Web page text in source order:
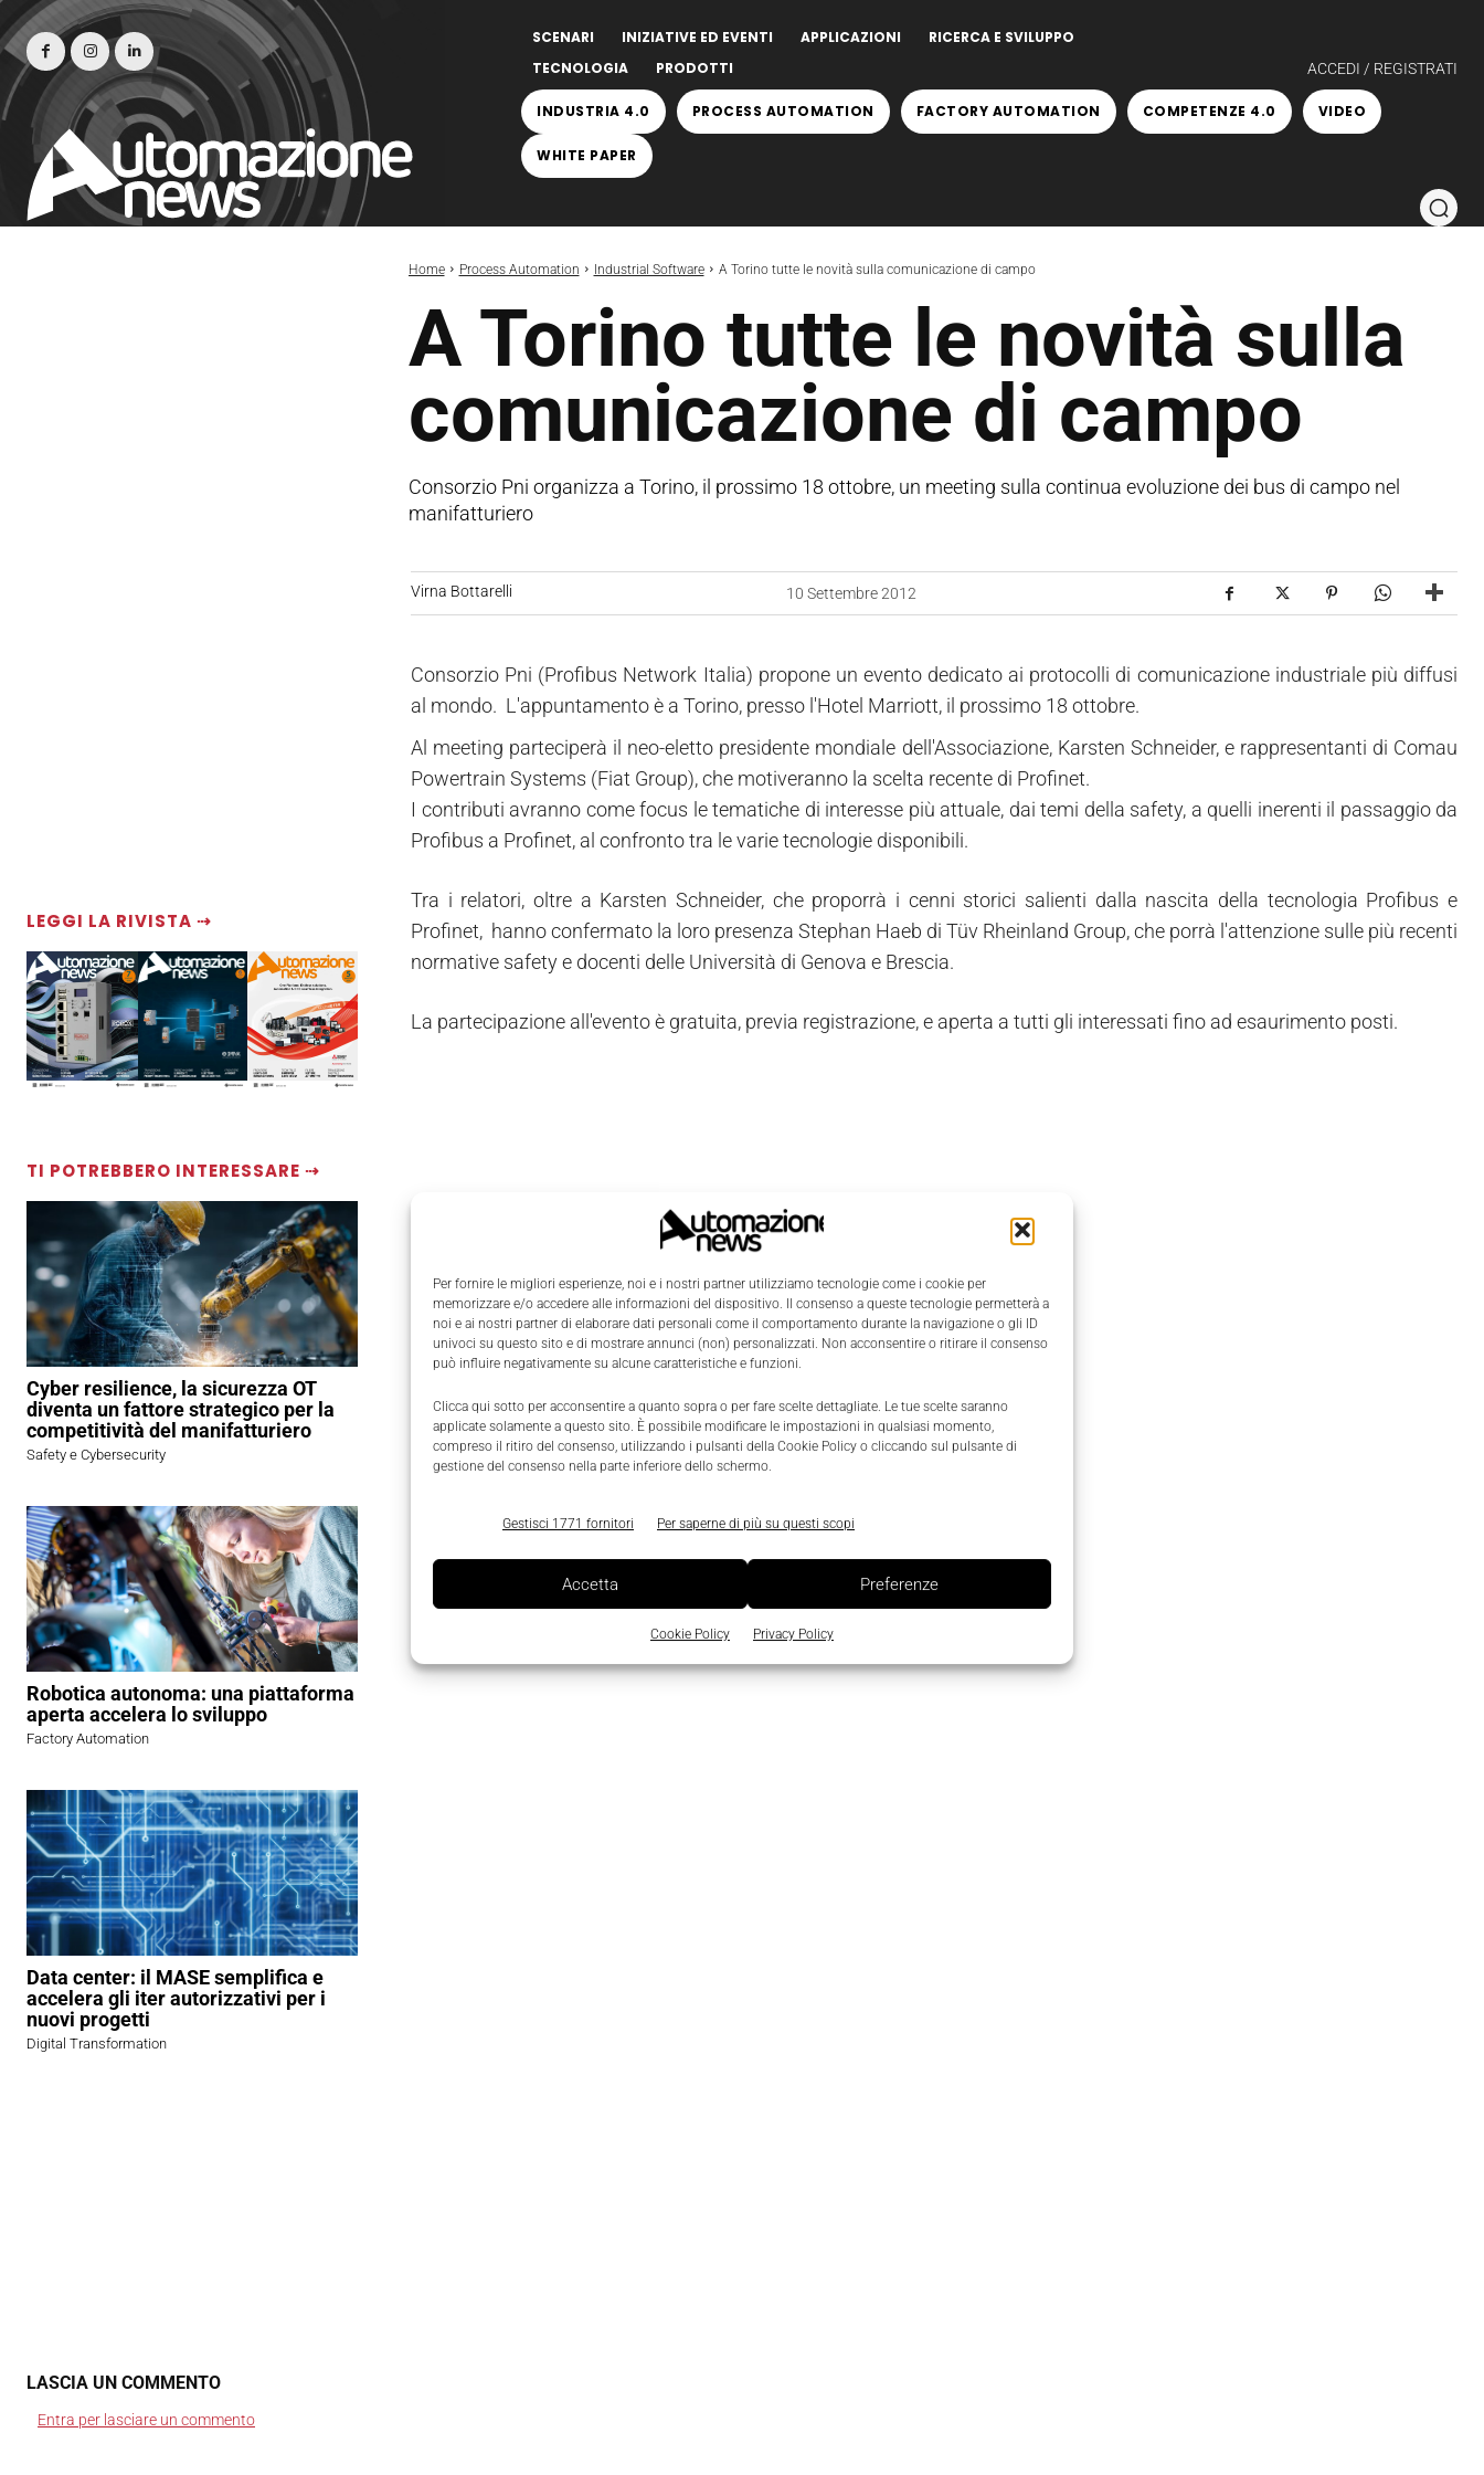
Per fornire le migliori esperienze, noi e i nostri partner utilizziamo tecnologie come i cookie per
memorizzare e/o accedere alle informazioni del dispositivo. Il consenso a queste tecnologie permetterà a
noi e ai nostri partner di elaborare dati personali come il comportamento durante la navigazione o gli ID
univoci su questo sito e di mostrare annunci (non) personalizzati. Non acconsentire o ritirare il consenso
può influire negativamente su alcune caratteristiche e funzioni.
Clicca qui sotto per acconsentire a quanto sopra o per fare scelte dettagliate. Le tue scelte saranno
applicate solamente a questo sito. È possibile modificare le impostazioni in qualsiasi momento,
compreso il ritiro del consenso, utilizzando i pulsanti della Cookie Policy o cliccando sul pulsante di
gestione del consenso nella parte inferiore dello schermo.
Gestisci 1771 fornitori Per saperne di più su questi scopi
Accetta Preferenze
Cookie Policy Privacy Policy
SCENARI INIZIATIVE ED EVENTI APPLICAZIONI
RICERCA E SVILUPPO
TECNOLOGIA
PRODOTTI ACCEDI / REGISTRATI
INDUSTRIA 4.0 PROCESS AUTOMATION FACTORY AUTOMATION COMPETENZE 4.0 VIDEO
WHITE PAPER
Home Process Automation Industrial Software A Torino tutte le novità sulla comunicazione di campo
A Torino tutte le novità sulla
comunicazione di campo
Consorzio Pni organizza a Torino, il prossimo 18 ottobre, un meeting sulla continua evoluzione dei bus di campo nel
manifatturiero
LEGGI LA RIVISTA ⇢
TI POTREBBERO INTERESSARE ⇢
Cyber resilience, la sicurezza OT
diventa un fattore strategico per la
competitività del manifatturiero
Safety e Cybersecurity
Robotica autonoma: una piattaforma
aperta accelera lo sviluppo
Factory Automation
Data center: il MASE semplifica e
accelera gli iter autorizzativi per i
nuovi progetti
Digital Transformation
Virna Bottarelli 10 Settembre 2012
Consorzio Pni (Profibus Network Italia) propone un evento dedicato ai protocolli di comunicazione industriale più diffusi
al mondo. L'appuntamento è a Torino, presso l'Hotel Marriott, il prossimo 18 ottobre.
Al meeting parteciperà il neo-eletto presidente mondiale dell'Associazione, Karsten Schneider, e rappresentanti di Comau
Powertrain Systems (Fiat Group), che motiveranno la scelta recente di Profinet.
I contributi avranno come focus le tematiche di interesse più attuale, dai temi della safety, a quelli inerenti il passaggio da
Profibus a Profinet, al confronto tra le varie tecnologie disponibili.
Tra i relatori, oltre a Karsten Schneider, che proporrà i cenni storici salienti dalla nascita della tecnologia Profibus e
Profinet, hanno confermato la loro presenza Stephan Haeb di Tüv Rheinland Group, che porrà l'attenzione sulle più recenti
normative safety e docenti delle Università di Genova e Brescia.
La partecipazione all'evento è gratuita, previa registrazione, e aperta a tutti gli interessati fino ad esaurimento posti.
LASCIA UN COMMENTO
Entra per lasciare un commento